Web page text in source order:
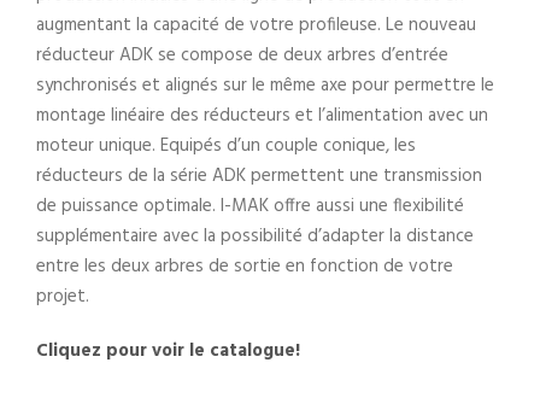
augmentant la capacité de votre profileuse. Le nouveau
réducteur ADK se compose de deux arbres d’entrée
synchronisés et alignés sur le même axe pour permettre le
montage linéaire des réducteurs et l’alimentation avec un
moteur unique. Equipés d’un couple conique, les
réducteurs de la série ADK permettent une transmission
de puissance optimale. I-MAK offre aussi une flexibilité
supplémentaire avec la possibilité d’adapter la distance
entre les deux arbres de sortie en fonction de votre
projet.
Cliquez pour voir le catalogue!